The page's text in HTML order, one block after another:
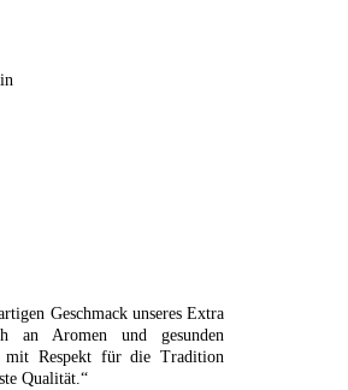
Geschmack unseres Extra
an Aromen und gesunden
mit Respekt für die Tradition
Qualität.“